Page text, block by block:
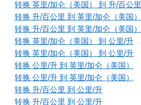
转换 英里/加仑（美国） 到 升/百公里
转换 升/百公里 到 英里/加仑（美国）
转换 升/百公里 到 英里/加仑（美国）
转换 英里/加仑（美国） 到 公里/升
转换 英里/加仑（美国） 到 公里/升
转换 公里/升 到 英里/加仑（美国）
转换 公里/升 到 英里/加仑（美国）
转换 升/百公里 到 公里/升
转换 升/百公里 到 公里/升